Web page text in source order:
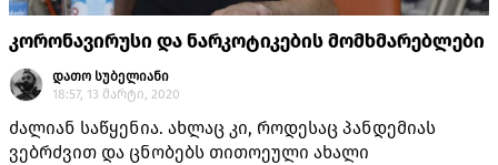
კორონავირუსი და ნარკოტიკების მომხმარებლები
დათო სუბელიანი
18:57, 13 მარტი, 2020
ძალიან საწყენია. ახლაც კი, როდესაც პანდემიას
ვებრძვით და ცნობებს თითოეული ახალი